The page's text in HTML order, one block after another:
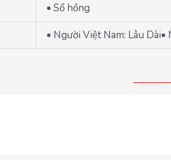
• Sổ hồng
• Người Việt Nam: Lâu